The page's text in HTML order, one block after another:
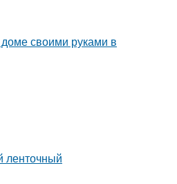
своими руками в
ленточный